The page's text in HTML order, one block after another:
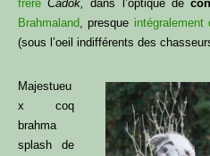
frèreCadok, dans l’optique de
Brahmaland , presque
(sous l’oeil indifférents des
Majestueu
x coq
brahma
splash de